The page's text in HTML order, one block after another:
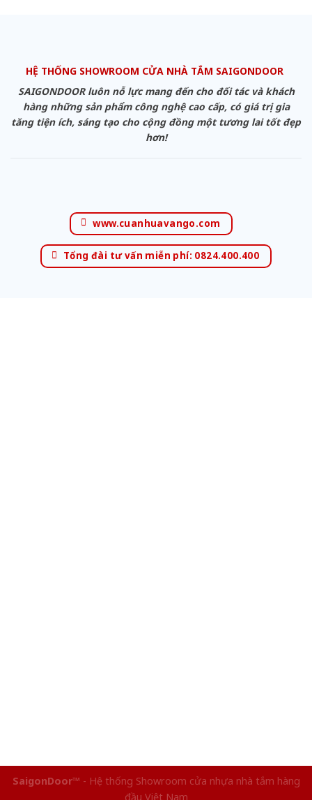
HỆ THỐNG SHOWROOM CỬA NHÀ TẮM SAIGONDOOR
SAIGONDOOR luôn nỗ lực mang đến cho đối tác và khách
hàng những sản phẩm công nghệ cao cấp, có giá trị gia
tăng tiện ích, sáng tạo cho cộng đồng một tương lai tốt đẹp
hơn!
www.cuanhuavango.com
Tổng đài tư vấn miễn phí: 0824.400.400
SaigonDoor™ - Hệ thống Showroom cửa nhựa nhà tắm hàng
đầu Việt Nam